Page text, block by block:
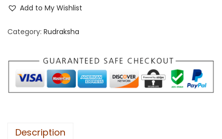
Add to My Wishlist
Category: Rudraksha
Description